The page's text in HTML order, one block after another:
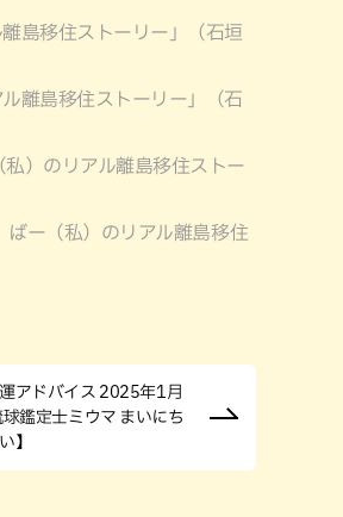
島移住ストーリー」（石垣
離島移住ストーリー」（石
）のリアル離島移住ストー
ー（私）のリアル離島移住
アドバイス 2025年1月
鑑定士ミウマ まいにち
】